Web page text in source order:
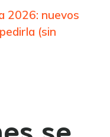
2026: nuevos
(sin
se